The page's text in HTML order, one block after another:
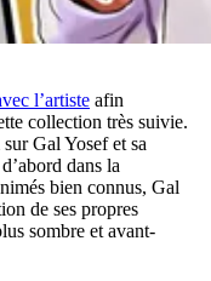
l’artiste afin
collection très suivie.
Gal Yosef et sa
dans la
bien connus, Gal
de ses propres
sombre et avant-